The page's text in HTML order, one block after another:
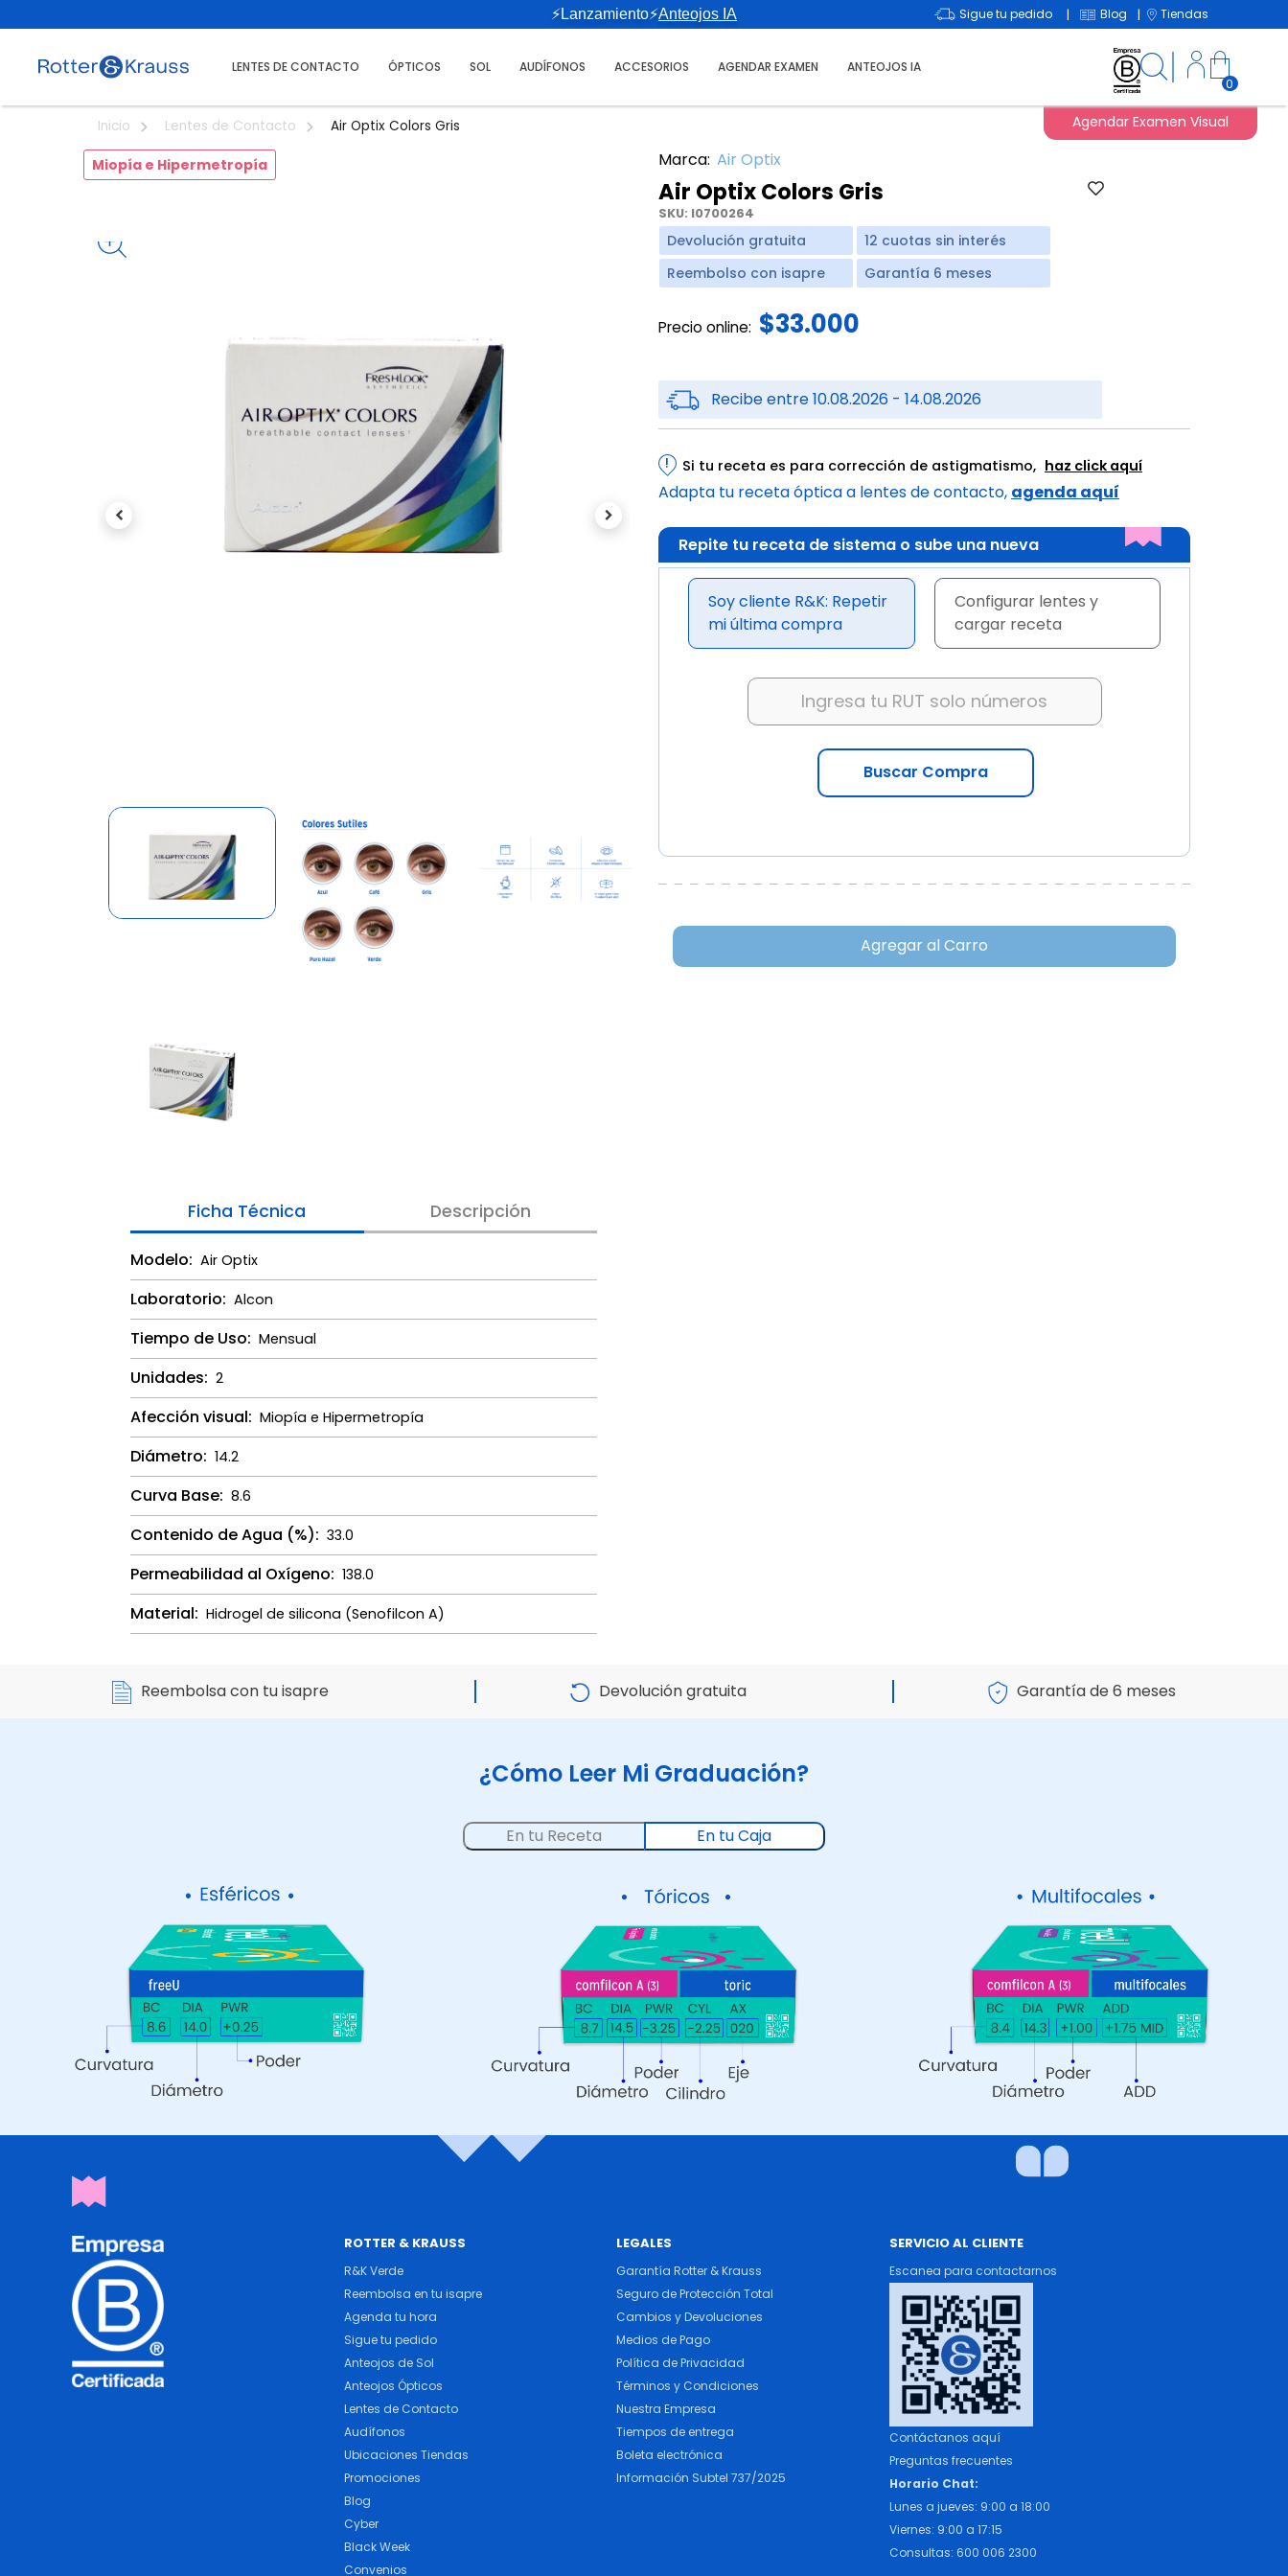
⚡Lanzamiento⚡Anteojos IA Sigue tu pedido | Blog | Tiendas
LENTES DE CONTACTO ÓPTICOS SOL AUDÍFONOS ACCESORIOS AGENDAR EXAMEN ANTEOJOS IA
0
Agendar Examen Visual
Inicio Lentes de Contacto Air Optix Colors Gris
Miopía e Hipermetropía
Previous Next
Ficha Técnica Descripción
Modelo: Air Optix
Laboratorio: Alcon
Tiempo de Uso: Mensual
Unidades: 2
Afección visual: Miopía e Hipermetropía
Diámetro: 14.2
Curva Base: 8.6
Contenido de Agua (%): 33.0
Permeabilidad al Oxígeno: 138.0
Material: Hidrogel de silicona (Senofilcon A)
Marca: Air Optix
Air Optix Colors Gris
SKU: I0700264
Devolución gratuita
12 cuotas sin interés
Reembolso con isapre
Garantía 6 meses
Precio online: $33.000
Recibe entre 10.08.2026 - 14.08.2026
! Si tu receta es para corrección de astigmatismo, haz click aquí
Adapta tu receta óptica a lentes de contacto, agenda aquí
Repite tu receta de sistema o sube una nueva
Soy cliente R&K: Repetir
mi última compra
Configurar lentes y
cargar receta
Buscar Compra
Agregar al Carro
Reembolsa con tu isapre Devolución gratuita Garantía de 6 meses
¿Cómo Leer Mi Graduación?
En tu Receta En tu Caja
ROTTER & KRAUSS
R&K Verde
Reembolsa en tu isapre
Agenda tu hora
Sigue tu pedido
Anteojos de Sol
Anteojos Ópticos
Lentes de Contacto
Audífonos
Ubicaciones Tiendas
Promociones
Blog
Cyber
Black Week
Convenios
LEGALES
Garantía Rotter & Krauss
Seguro de Protección Total
Cambios y Devoluciones
Medios de Pago
Política de Privacidad
Términos y Condiciones
Nuestra Empresa
Tiempos de entrega
Boleta electrónica
Información Subtel 737/2025
SERVICIO AL CLIENTE
Escanea para contactarnos
Contáctanos aquí
Preguntas frecuentes
Horario Chat:
Lunes a jueves: 9:00 a 18:00
Viernes: 9:00 a 17:15
Consultas: 600 006 2300